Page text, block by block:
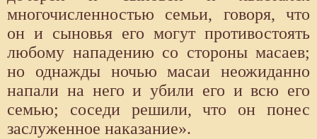
многочисленностью семьи, говоря, что
он и сыновья его могут противостоять
любому нападению со стороны масаев;
но однажды ночью масаи неожиданно
напали на него и убили его и всю его
семью; соседи решили, что он понес
заслуженное наказание».